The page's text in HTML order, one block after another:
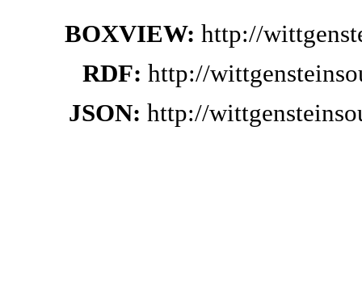
BOXVIEW: http://
RDF: http://
JSON: http://